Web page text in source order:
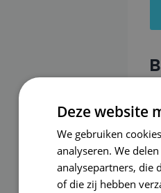
Deze website
We gebruiken
analyseren. We
analysepartners, die
of die zij hebben